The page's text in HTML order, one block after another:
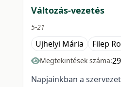
Változás-vezetés
5-21
Ujhelyi Mária Filep
Megtekintések száma:
Napjainkban a